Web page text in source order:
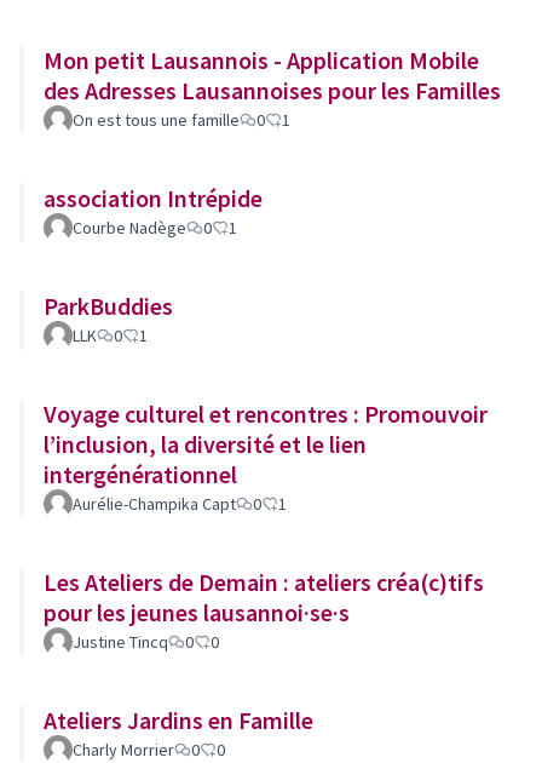
Mon petit Lausannois - Application Mobile
des Adresses Lausannoises pour les Familles
On est tous une famille 0 1
association Intrépide
Courbe Nadège 0 1
ParkBuddies
LLK 0 1
Voyage culturel et rencontres : Promouvoir
l’inclusion, la diversité et le lien
intergénérationnel
Aurélie-Champika Capt 0 1
Les Ateliers de Demain : ateliers créa(c)tifs
pour les jeunes lausannoi·se·s
Justine Tincq 0 0
Ateliers Jardins en Famille
Charly Morrier 0 0